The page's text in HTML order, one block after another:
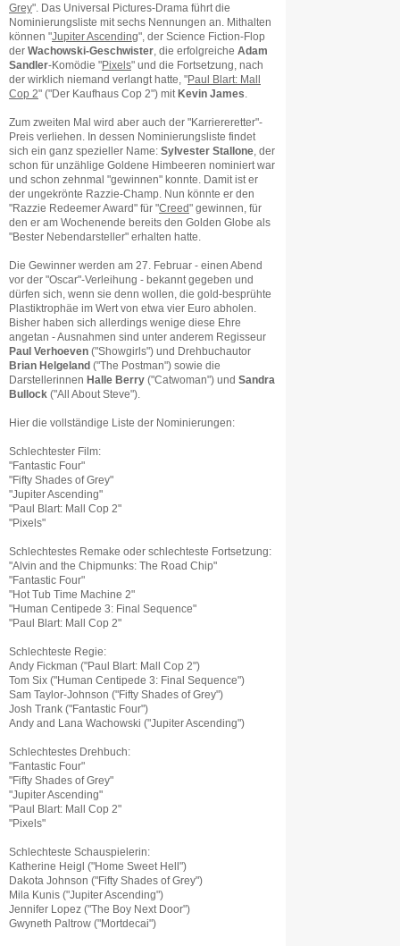
Grey". Das Universal Pictures-Drama führt die
Nominierungsliste mit sechs Nennungen an. Mithalten
können "Jupiter Ascending", der Science Fiction-Flop
der Wachowski-Geschwister , die erfolgreiche Adam
Sandler-Komödie "Pixels" und die Fortsetzung, nach
der wirklich niemand verlangt hatte, "Paul Blart: Mall
Cop 2" ("Der Kaufhaus Cop 2") mit Kevin James
Zum zweiten Mal wird aber auch der "Karriereretter"-
Preis verliehen. In dessen Nominierungsliste findet
sich ein ganz spezieller Name: Sylvester Stallone , der
schon für unzählige Goldene Himbeeren nominiert war
und schon zehnmal "gewinnen" konnte. Damit ist er
der ungekrönte Razzie-Champ. Nun könnte er den
"Razzie Redeemer Award" für "Creed" gewinnen, für
den er am Wochenende bereits den Golden Globe als
"Bester Nebendarsteller" erhalten hatte.
Die Gewinner werden am 27. Februar - einen Abend
vor der "Oscar"-Verleihung - bekannt gegeben und
dürfen sich, wenn sie denn wollen, die gold-besprühte
Plastiktrophäe im Wert von etwa vier Euro abholen.
Bisher haben sich allerdings wenige diese Ehre
angetan - Ausnahmen sind unter anderem Regisseur
Paul Verhoeven ("Showgirls") und Drehbuchautor
Brian Helgeland ("The Postman") sowie die
Darstellerinnen Halle Berry ("Catwoman") und Sandra
Bullock ("All About Steve").
Hier die vollständige Liste der Nominierungen:
Schlechtester Film:
"Fantastic Four"
"Fifty Shades of Grey"
"Jupiter Ascending"
"Paul Blart: Mall Cop 2"
"Pixels"
Schlechtestes Remake oder schlechteste Fortsetzung:
"Alvin and the Chipmunks: The Road Chip"
"Fantastic Four"
"Hot Tub Time Machine 2"
"Human Centipede 3: Final Sequence"
"Paul Blart: Mall Cop 2"
Schlechteste Regie:
Andy Fickman ("Paul Blart: Mall Cop 2")
Tom Six ("Human Centipede 3: Final Sequence")
Sam Taylor-Johnson ("Fifty Shades of Grey")
Josh Trank ("Fantastic Four")
Andy and Lana Wachowski ("Jupiter Ascending")
Schlechtestes Drehbuch:
"Fantastic Four"
"Fifty Shades of Grey"
"Jupiter Ascending"
"Paul Blart: Mall Cop 2"
"Pixels"
Schlechteste Schauspielerin:
Katherine Heigl ("Home Sweet Hell")
Dakota Johnson ("Fifty Shades of Grey")
Mila Kunis ("Jupiter Ascending")
Jennifer Lopez ("The Boy Next Door")
Gwyneth Paltrow ("Mortdecai")